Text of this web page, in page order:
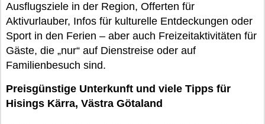
Ausflugsziele in der Region, Offerten für
Aktivurlauber, Infos für kulturelle Entdeckungen oder
Sport in den Ferien – aber auch Freizeitaktivitäten für
Gäste, die „nur“ auf Dienstreise oder auf
Familienbesuch sind.
Preisgünstige Unterkunft und viele Tipps für
Hisings Kärra, Västra Götaland